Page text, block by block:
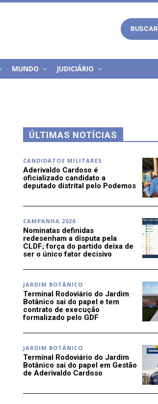
BUSCAR
MUNDO JUDICIÁRIO
ÚLTIMAS NOTÍCIAS
CANDIDATOS MILITARES
Aderivaldo Cardoso é
oficializado candidato a
deputado distrital pelo Podemos
CAMPANHA 2026
Nominatas definidas
redesenham a disputa pela
CLDF; força do partido deixa de
ser o único fator decisivo
JARDIM BOTÂNICO
Terminal Rodoviário do Jardim
Botânico sai do papel e tem
contrato de execução
formalizado pelo GDF
JARDIM BOTÂNICO
Terminal Rodoviário do Jardim
Botânico sai do papel em Gestão
de Aderivaldo Cardoso